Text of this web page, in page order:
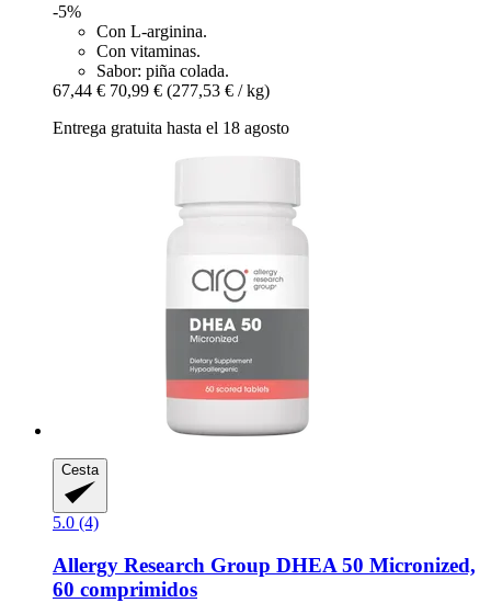
-5%
Con L-arginina.
Con vitaminas.
Sabor: piña colada.
67,44 € 70,99 € (277,53 € / kg)
Entrega gratuita hasta el 18 agosto
Cesta
5.0 (4)
Allergy Research Group DHEA 50 Micronized,
60 comprimidos